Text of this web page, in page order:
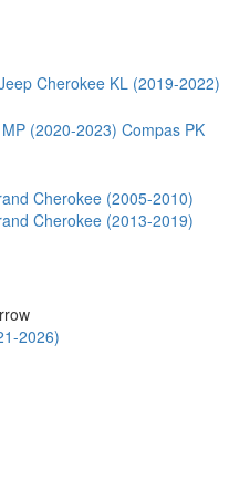
Cherokee KL (2019-2022)
(2020-2023) Compas PK
Cherokee (2005-2010)
Cherokee (2013-2019)
2026)